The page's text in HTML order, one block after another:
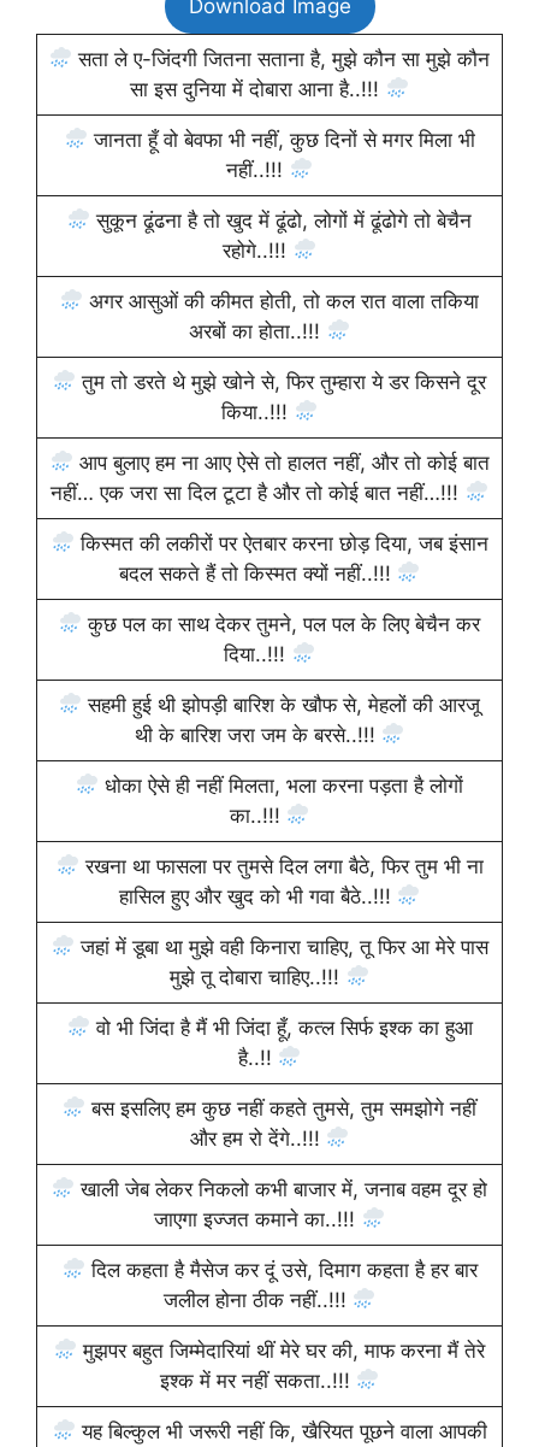
Download Image
सता ले ए-जिंदगी जितना सताना है, मुझे कौन सा मुझे कौन
सा इस दुनिया में दोबारा आना है..!!!
जानता हूँ वो बेवफा भी नहीं, कुछ दिनों से मगर मिला भी
नहीं..!!!
सुकून ढूंढना है तो खुद में ढूंढो, लोगों में ढूंढोगे तो बेचैन
रहोगे..!!!
अगर आसुओं की कीमत होती, तो कल रात वाला तकिया
अरबों का होता..!!!
तुम तो डरते थे मुझे खोने से, फिर तुम्हारा ये डर किसने दूर
किया..!!!
आप बुलाए हम ना आए ऐसे तो हालत नहीं, और तो कोई बात
नहीं… एक जरा सा दिल टूटा है और तो कोई बात नहीं…!!!
किस्मत की लकीरों पर ऐतबार करना छोड़ दिया, जब इंसान
बदल सकते हैं तो किस्मत क्यों नहीं..!!!
कुछ पल का साथ देकर तुमने, पल पल के लिए बेचैन कर
दिया..!!!
सहमी हुई थी झोपड़ी बारिश के खौफ से, मेहलों की आरजू
थी के बारिश जरा जम के बरसे..!!!
धोका ऐसे ही नहीं मिलता, भला करना पड़ता है लोगों
का..!!!
रखना था फासला पर तुमसे दिल लगा बैठे, फिर तुम भी ना
हासिल हुए और खुद को भी गवा बैठे..!!!
जहां में डूबा था मुझे वही किनारा चाहिए, तू फिर आ मेरे पास
मुझे तू दोबारा चाहिए..!!!
वो भी जिंदा है मैं भी जिंदा हूँ, कत्ल सिर्फ इश्क का हुआ
है..!!
बस इसलिए हम कुछ नहीं कहते तुमसे, तुम समझोगे नहीं
और हम रो देंगे..!!!
खाली जेब लेकर निकलो कभी बाजार में, जनाब वहम दूर हो
जाएगा इज्जत कमाने का..!!!
दिल कहता है मैसेज कर दूं उसे, दिमाग कहता है हर बार
जलील होना ठीक नहीं..!!!
मुझपर बहुत जिम्मेदारियां थीं मेरे घर की, माफ करना मैं तेरे
इश्क में मर नहीं सकता..!!!
यह बिल्कुल भी जरूरी नहीं कि, खैरियत पूछने वाला आपकी